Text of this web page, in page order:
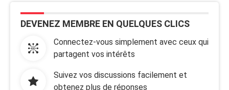
DEVENEZ MEMBRE EN QUELQUES CLICS
Connectez-vous simplement avec ceux qui
partagent vos intérêts
Suivez vos discussions facilement et
obtenez plus de réponses